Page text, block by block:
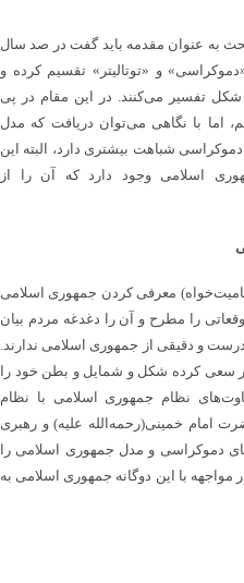
بحث به عنوان مقدمه باید گفت در صد سال
و «توتالیتر» تقسیم کرده و
شکل تفسیر می‌کنند. در این مقام در پی
اما با نگاهی می‌توان دریافت که مدل
شباهت بیشتری دارد، البته این
اسلامی وجود دارد که آن را از
معرفی کردن جمهوری اسلامی
را مطرح و آن را دغدغه مردم بیان
و دقیقی از جمهوری اسلامی ندارند.
سعی کرده شکل و شمایل و بطن خود را
نظام جمهوری اسلامی با نظام
امام خمینی(رحمه‌الله علیه) و رهبری
دموکراسی و مدل جمهوری اسلامی را
مواجهه با این دوگانه جمهوری اسلامی به